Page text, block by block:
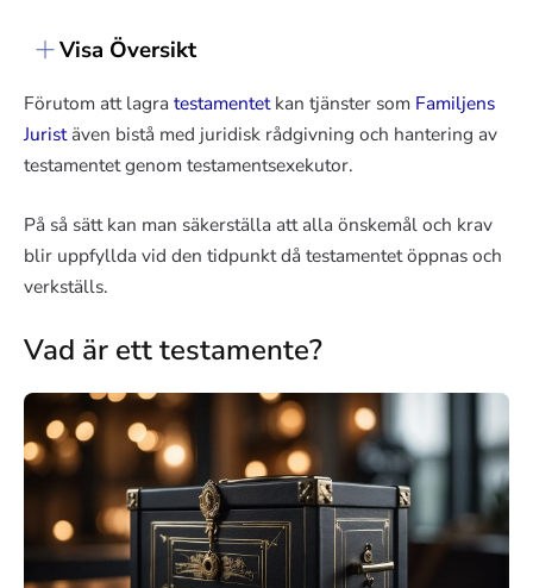
Visa Översikt
Förutom att lagra testamentetkan tjänster som Familjens
Juristäven bistå med juridisk rådgivning och hantering av
testamentet genom testamentsexekutor.
På så sätt kan man säkerställa att alla önskemål och krav
blir uppfyllda vid den tidpunkt då testamentet öppnas och
verkställs.
Vad är ett testamente?